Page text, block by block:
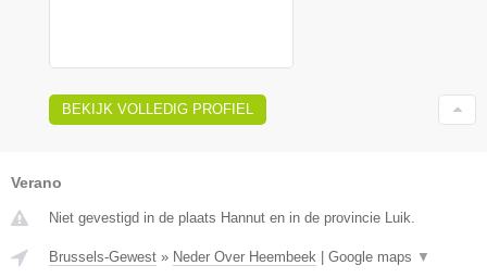
BEKIJK VOLLEDIG PROFIEL
Verano
Niet gevestigd in de plaats Hannut en in de provincie Luik.
Brussels-Gewest » Neder Over Heembeek Google maps ▼